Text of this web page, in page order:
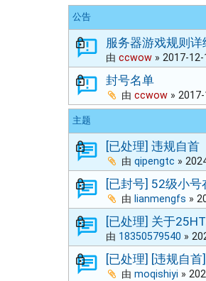
公告
服务器游戏规则
由 ccwow » 2017-12-
封号名单
由 ccwow »
主题
[已处理] 违规自首
由 qipengtc »
[已封号] 52级小
由 lianmengfs »
[已处理] 关于
由 18350579540 »
[已处理] [违规自
由 moqishiyi »